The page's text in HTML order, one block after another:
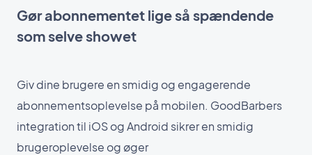
Gør abonnementet lige så spændende
som selve showet
Giv dine brugere en smidig og engagerende
abonnementsoplevelse på mobilen. GoodBarbers
integration til iOS og Android sikrer en smidig
brugeroplevelse og øger